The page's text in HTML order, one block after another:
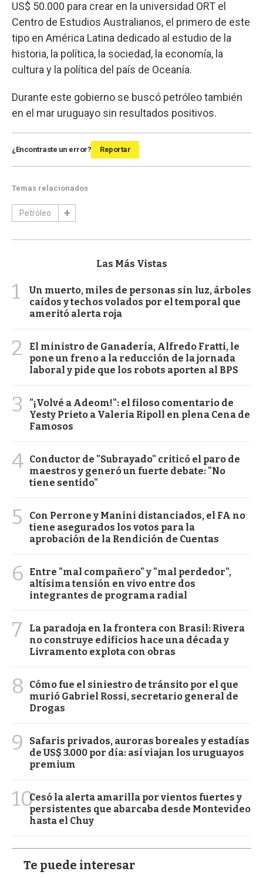
US$ 50.000 para crear en la universidad ORT el
Centro de Estudios Australianos, el primero de este
tipo en América Latina dedicado al estudio de la
historia, la política, la sociedad, la economía, la
cultura y la política del país de Oceanía.
Durante este gobierno se buscó petróleo también
en el mar uruguayo sin resultados positivos.
¿Encontraste un error? Reportar
Temas relacionados
Petróleo
Las Más Vistas
1
Un muerto, miles de personas sin luz, árboles
caídos y techos volados por el temporal que
ameritó alerta roja
2
El ministro de Ganadería, Alfredo Fratti, le
pone un freno a la reducción de la jornada
laboral y pide que los robots aporten al BPS
3
"¡Volvé a Adeom!": el filoso comentario de
Yesty Prieto a Valeria Ripoll en plena Cena de
Famosos
4 Conductor de "Subrayado" criticó el paro de
maestros y generó un fuerte debate: "No
tiene sentido"
5
Con Perrone y Manini distanciados, el FA no
tiene asegurados los votos para la
aprobación de la Rendición de Cuentas
6
Entre "mal compañero" y "mal perdedor",
altísima tensión en vivo entre dos
integrantes de programa radial
7
La paradoja en la frontera con Brasil: Rivera
no construye edificios hace una década y
Livramento explota con obras
8
Cómo fue el siniestro de tránsito por el que
murió Gabriel Rossi, secretario general de
Drogas
9
Safaris privados, auroras boreales y estadías
de US$ 3.000 por día: así viajan los uruguayos
premium
10Cesó la alerta amarilla por vientos fuertes y
persistentes que abarcaba desde Montevideo
hasta el Chuy
Te puede interesar